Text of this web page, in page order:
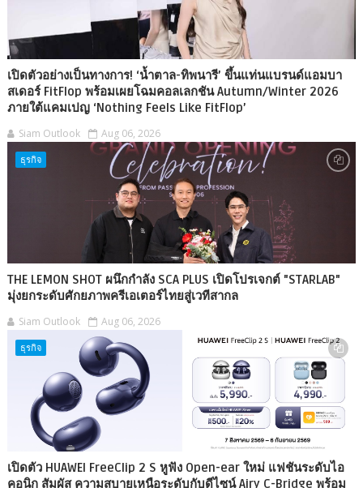
เปิดตัวอย่างเป็นทางการ! ‘น้ำตาล-ทิพนารี’ ขึ้นแท่นแบรนด์แอมบา
สเดอร์ FitFlop พร้อมเผยโฉมคอลเลกชัน Autumn/Winter 2026
ภายใต้แคมเปญ ‘Nothing Feels Like FitFlop’
Siam Outlook Aug 06, 2026
ธุรกิจ
THE LEMON SHOT ผนึกกำลัง SCA PLUS เปิดโปรเจกต์ "STARLAB"
มุ่งยกระดับศักยภาพครีเอเตอร์ไทยสู่เวทีสากล
Siam Outlook Aug 06, 2026
ธุรกิจ
เปิดตัว HUAWEI FreeClip 2 S หูฟัง Open-ear ใหม่ แฟชันระดับไอ
คอนิก สัมผัส ความสบายเหนือระดับกับดีไซน์ Airy C-Bridge พร้อม